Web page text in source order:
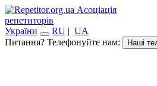
Асоціація
репетиторів
України
RU | UA
Питання? Телефонуйте нам:
Наші